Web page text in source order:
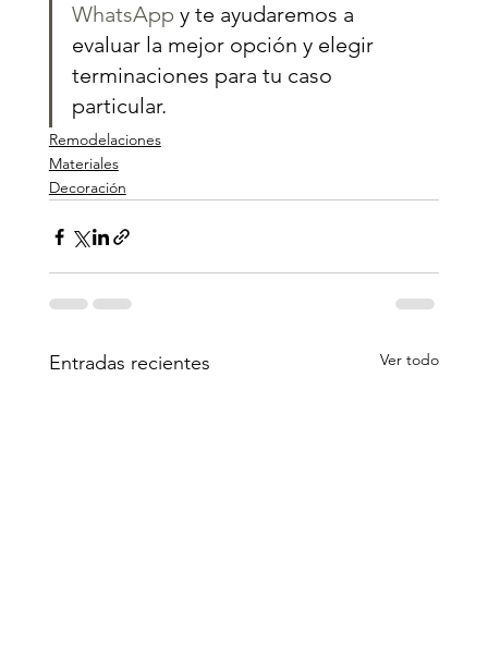
WhatsApp y te ayudaremos a
evaluar la mejor opción y elegir
terminaciones para tu caso
particular.
Remodelaciones
Materiales
Decoración
Entradas recientes Ver todo